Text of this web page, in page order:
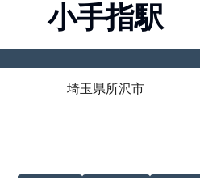
小手指駅
埼玉県所沢市